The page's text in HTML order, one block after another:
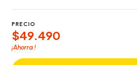
PRECIO
$49.490
¡Ahorra!